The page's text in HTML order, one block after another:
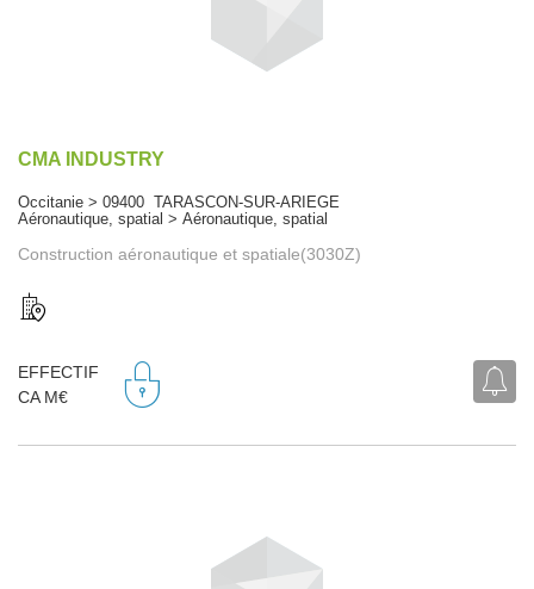
CMA INDUSTRY
Occitanie > 09400 TARASCON-SUR-ARIEGE
Aéronautique, spatial > Aéronautique, spatial
Construction aéronautique et spatiale(3030Z)
EFFECTIF
CA M€